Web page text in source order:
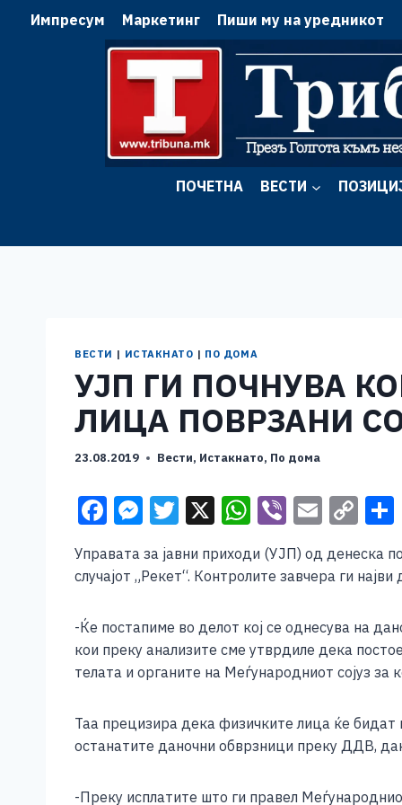
Импресум Маркетинг Пиши му на уредникот
ПОЧЕТНА ВЕСТИ
ВЕСТИ | ИСТАКНАТО | ПО ДОМА
УЈП ГИ ПОЧНУВА
ЛИЦА ПОВРЗАНИ
23.08.2019 Вести, Истакнато, По дома
F
c
e
b
o
o
k
M
ss
n
g
er
T
tt
X W
h
at
A
p
p
Vi
b
er
E
ai
C
p
Li
n
k
Управата за јавни приходи (УЈП) од денеска
случајот „Рекет“. Контролите завчера ги
-Ќе постапиме во делот кој се однесува на
кои преку анализите сме утврдиле дека
телата и органите на Меѓународниот сојуз
Таа прецизира дека физичките лица ќе бидат
останатите даночни обврзници преку ДДВ,
-Преку исплатите што ги правел